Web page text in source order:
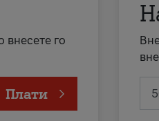
внесете го
Плати